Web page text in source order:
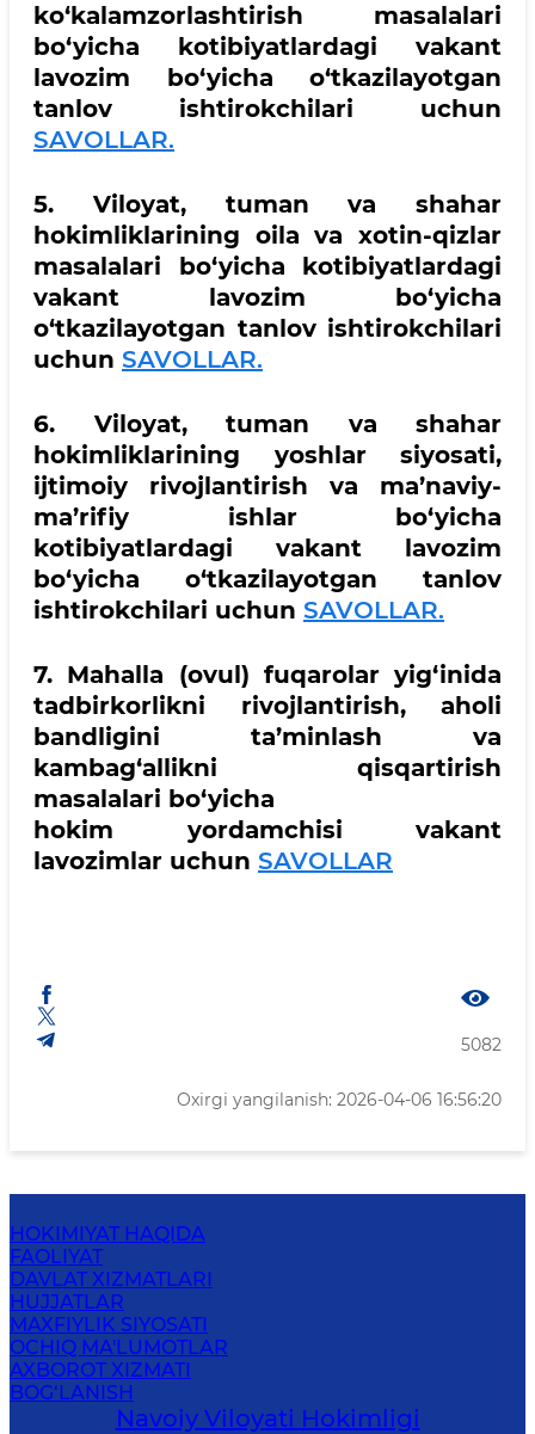
ko‘kalamzorlashtirish masalalari
bo‘yicha kotibiyatlardagi vakant
lavozim bo‘yicha o‘tkazilayotgan
tanlov ishtirokchilari uchun
SAVOLLAR.
5. Viloyat, tuman va shahar
hokimliklarining oila va xotin-qizlar
masalalari bo‘yicha kotibiyatlardagi
vakant lavozim bo‘yicha
o‘tkazilayotgan tanlov ishtirokchilari
uchun SAVOLLAR.
6. Viloyat, tuman va shahar
hokimliklarining yoshlar siyosati,
ijtimoiy rivojlantirish va ma’naviy-
ma’rifiy ishlar bo‘yicha
kotibiyatlardagi vakant lavozim
bo‘yicha o‘tkazilayotgan tanlov
ishtirokchilari uchun SAVOLLAR.
7. Mahalla (ovul) fuqarolar yig‘inida
tadbirkorlikni rivojlantirish, aholi
bandligini ta’minlash va
kambag‘allikni qisqartirish
masalalari bo‘yicha
hokim yordamchisi vakant
lavozimlar uchun SAVOLLAR
5082
Oxirgi yangilanish: 2026-04-06 16:56:20
HOKIMIYAT HAQIDA
FAOLIYAT
DAVLAT XIZMATLARI
HUJJATLAR
MAXFIYLIK SIYOSATI
OCHIQ MA'LUMOTLAR
AXBOROT XIZMATI
BOG‘LANISH
Navoiy Vilоyati Hоkimligi